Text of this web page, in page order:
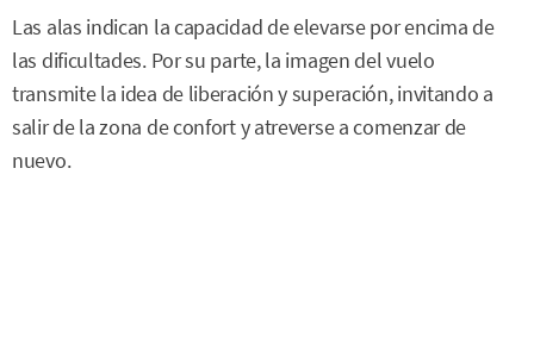
Las alas indican la capacidad de elevarse por encima de
las dificultades. Por su parte, la imagen del vuelo
transmite la idea de liberación y superación, invitando a
salir de la zona de confort y atreverse a comenzar de
nuevo.